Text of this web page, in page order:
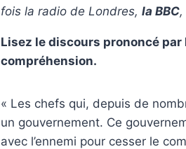
fois la radio de Londres, la BBC
Lisez le discours prononcé
compréhension.
« Les chefs qui, depuis de
un gouvernement. Ce
avec l’ennemi pour cesser le